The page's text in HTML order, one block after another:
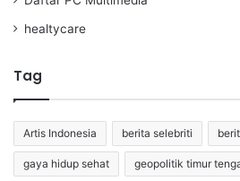
healtycare
Tag
Artis Indonesia berita selebriti
gaya hidup sehat geopolitik timur